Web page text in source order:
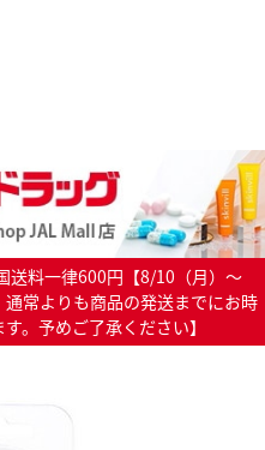
送料一律600円【8/10（月）～
常よりも商品の発送までにお時
。予めご了承ください】